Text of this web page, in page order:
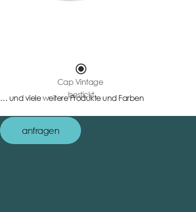
Cap Vintage
bestickt
… und viele weitere Produkte und Farben
anfragen